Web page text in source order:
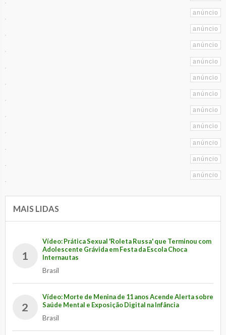
MAIS LIDAS
1
Vídeo: Prática Sexual 'Roleta Russa' que Terminou com
Adolescente Grávida em Festa da Escola Choca
Internautas
Brasil
2
Vídeo: Morte de Menina de 11 anos Acende Alerta sobre
Saúde Mental e Exposição Digital na Infância
Brasil